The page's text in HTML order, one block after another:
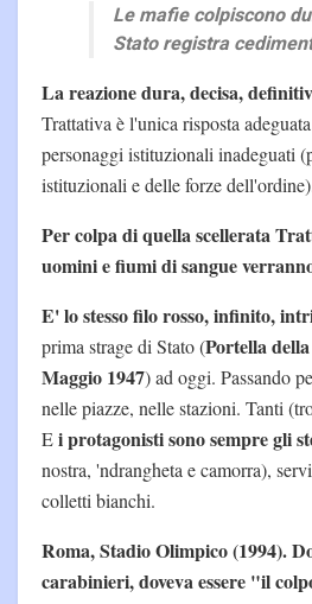
Le mafie colpiscono
Stato registra
La reazione dura, decisa,
Trattativa è l'unica risposta
personaggi istituzionali inadeguati
istituzionali e delle forze
Per colpa di quella scellerata
uomini e fiumi di sangue
E' lo stesso filo rosso, infinito,
prima strage di Stato (Portella
Maggio 1947) ad oggi. Passando
nelle piazze, nelle stazioni. Tanti
Ei protagonisti sono sempre gli
nostra, 'ndrangheta e camorra),
colletti bianchi.
Roma, Stadio Olimpico (1994).
carabinieri, doveva essere "il